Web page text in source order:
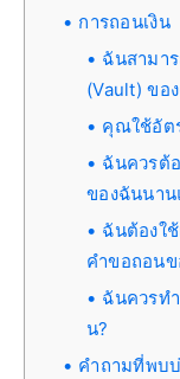
การถอนเงิน
ฉันสามา
(Vault) ขอ
คุณใช้อัต
ฉันควรต้
ของฉันนา
ฉันต้องใ
คำขอถอนข
ฉันควรท
น?
คำถามที่พบ